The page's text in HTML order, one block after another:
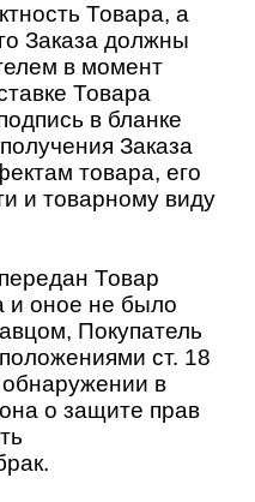
Товара, а
Заказа должны
в момент
Товара
в бланке
Заказа
товара, его
и товарному виду
Товар
и оное не было
Покупатель
ст. 18
в
о защите прав